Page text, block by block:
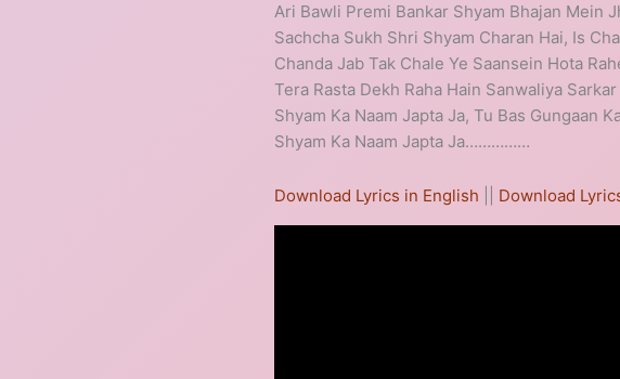
Ari Bawli Premi Bankar Shyam Bhajan Mein
Sachcha Sukh Shri Shyam Charan Hai, Is
Chanda Jab Tak Chale Ye Saansein Hota
Tera Rasta Dekh Raha Hain Sanwaliya Sarkar
Shyam Ka Naam Japta Ja, Tu Bas Gungaan
Shyam Ka Naam Japta Ja……………
Download Lyrics in English Download